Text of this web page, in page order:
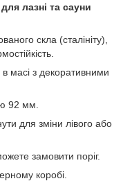
лазні та сауни
скла (сталініту),
в масі з декоративними
92 мм.
для зміни лівого або
замовити поріг.
коробі.